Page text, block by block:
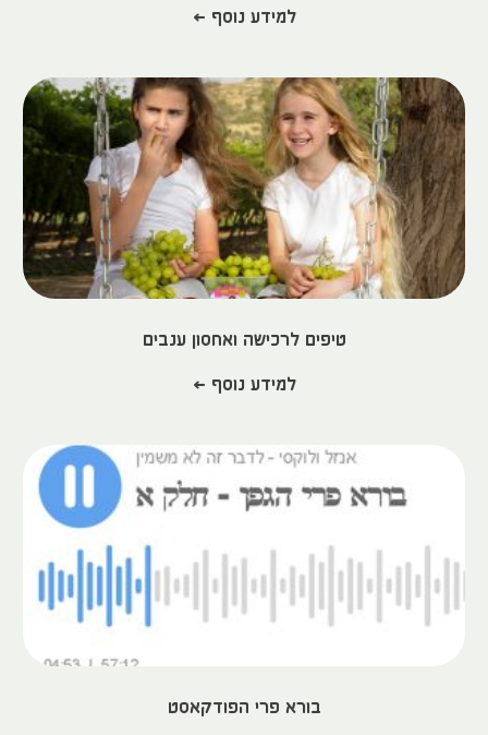
למידע נוסף >
טיפים לרכישה ואחסון ענבים​
למידע נוסף >
בורא פרי הפודקאסט